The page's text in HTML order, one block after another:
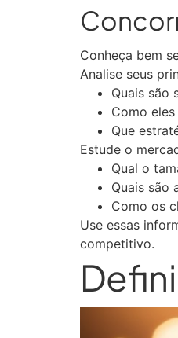
Conheça bem
Analise seus
Quais são
Como
Que
Estude o
Qual o
Quais são
Como os
Use essas
competitivo.